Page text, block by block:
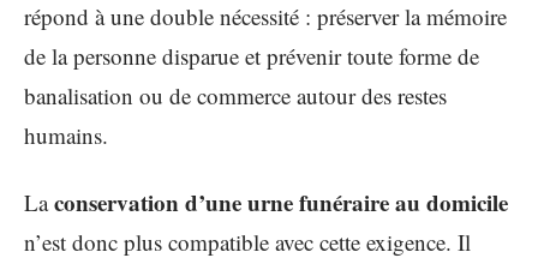
répond à une double nécessité : préserver la mémoire
de la personne disparue et prévenir toute forme de
banalisation ou de commerce autour des restes
humains.
Laconservation d’une urne funéraire au domicile
n’est donc plus compatible avec cette exigence. Il